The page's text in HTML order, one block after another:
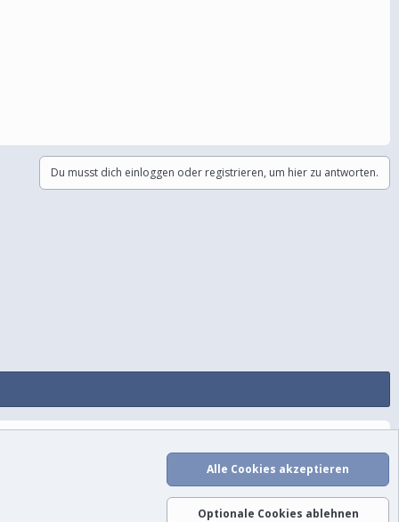
Du musst dich einloggen oder registrieren, um hier zu antworten.
S
Alle Cookies akzeptieren
Optionale Cookies ablehnen